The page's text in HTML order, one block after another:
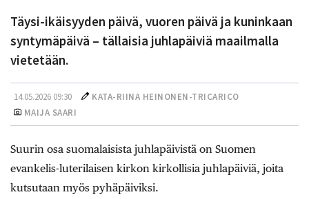
Täysi-ikäisyyden päivä, vuoren päivä ja kuninkaan
syntymäpäivä – tällaisia juhlapäiviä maailmalla
vietetään.
14.05.2026 09:30
KATA-RIINA HEINONEN-TRICARICO
MAIJA SAARI
Suurin osa suomalaisista juhlapäivistä on Suomen
evankelis-luterilaisen kirkon kirkollisia juhlapäiviä, joita
kutsutaan myös pyhäpäiviksi.